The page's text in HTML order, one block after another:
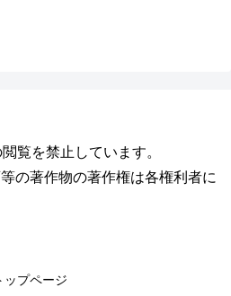
覧を禁止しています。
の著作物の著作権は各権利者に
ップページ